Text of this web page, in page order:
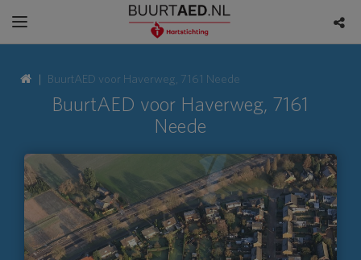
BuurtAED voor Haverweg, 7161 Neede
BuurtAED voor Haverweg, 7161
Neede